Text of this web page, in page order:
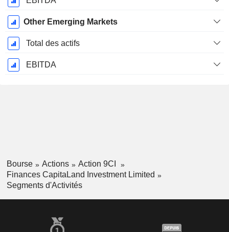
Other Emerging Markets
Total des actifs
EBITDA
Bourse Actions
Action 9CI
Finances CapitaLand Investment Limited
Segments d'Activités